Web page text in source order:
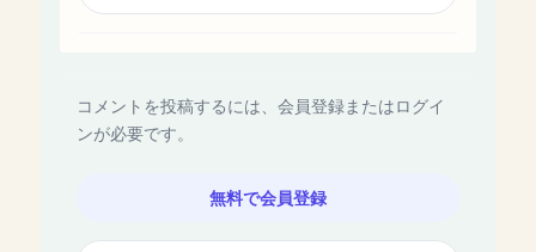
コメントを投稿するには、会員登録またはログイ
ンが必要です。
無料で会員登録